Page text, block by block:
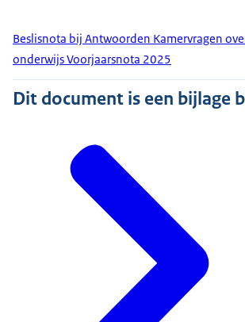
Beslisnota bij Antwoorden Kamervragen
onderwijs Voorjaarsnota 2025
Dit document is een bijlage